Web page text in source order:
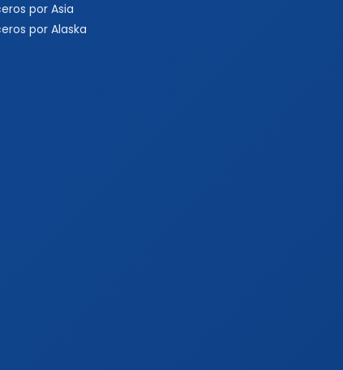
por Asia
por Alaska